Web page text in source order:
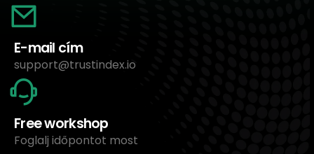
E-mail cím
support@trustindex.io
Free workshop
Foglalj időpontot most